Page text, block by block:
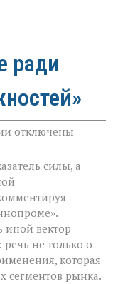
ради
к
записи
мотор — не
ради
а
ради
возможностей»
отключены
силы, а
иной вектор
не только о
которая
сегментов рынка.